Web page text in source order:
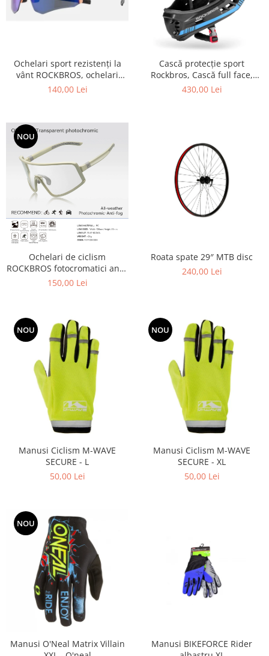
Ochelari sport rezistenți la
vânt ROCKBROS, ochelari
polarizați pentru ciclism,
140,00 Lei
Cască protecție sport
Rockbros, Cască full face,
albastru 55-58 cm
430,00 Lei
NOU
Ochelari de ciclism
ROCKBROS fotocromatici anti-
aburire UV400 reglabili
150,00 Lei
Roata spate 29″ MTB disc
240,00 Lei
NOU
Manusi Ciclism M-WAVE
SECURE - L
50,00 Lei
NOU
Manusi Ciclism M-WAVE
SECURE - XL
50,00 Lei
NOU
Manusi O'Neal Matrix Villain
Manusi BIKEFORCE Rider